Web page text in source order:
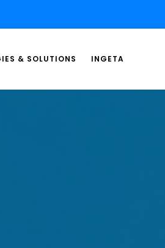
& SOLUTIONS INGETA